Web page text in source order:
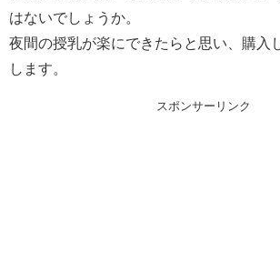
はないでしょうか。
夜間の授乳が楽にできたらと思い、購入
します。
スポンサーリンク